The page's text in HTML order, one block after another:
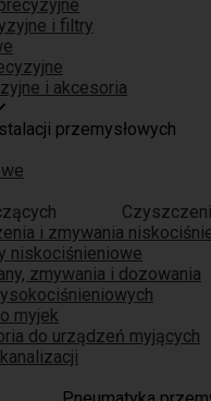
i filtry
i akcesoria
i zmywania
niskociśnieniowe
zmywania i dozowania
myjek
do urządzeń myjących